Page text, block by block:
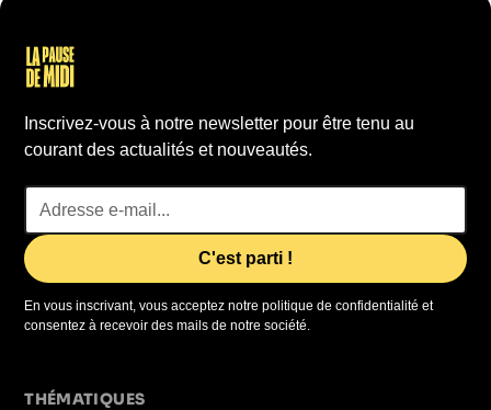
Inscrivez-vous à notre newsletter pour être tenu au
courant des actualités et nouveautés.
En vous inscrivant, vous acceptez notre politique de confidentialité et
consentez à recevoir des mails de notre société.
THÉMATIQUES